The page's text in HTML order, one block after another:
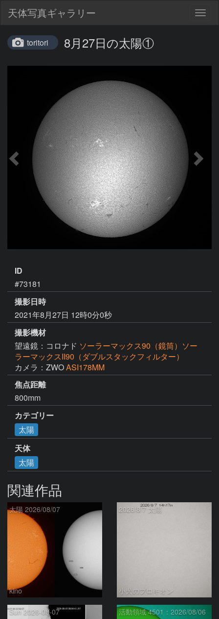
天体写真ギャラリー
toritori 8月27日の太陽①
ID
#73181
撮影日時
2021年8月27日 12時0分0秒
撮影機材
望遠鏡：コロナド ソーラーマックス90（鏡筒）ソー
ラーマックスII90（ダブルスタックフィルター）
カメラ：ZWOASI178MM
焦点距離
800mm
カテゴリー
太陽
天体
太陽
関連作品
太陽 2026/08/07
kino
2026/8/7 太陽
小犬のプロキオン
Sun 2026-08-07 活動領域 4501：2026/08/06